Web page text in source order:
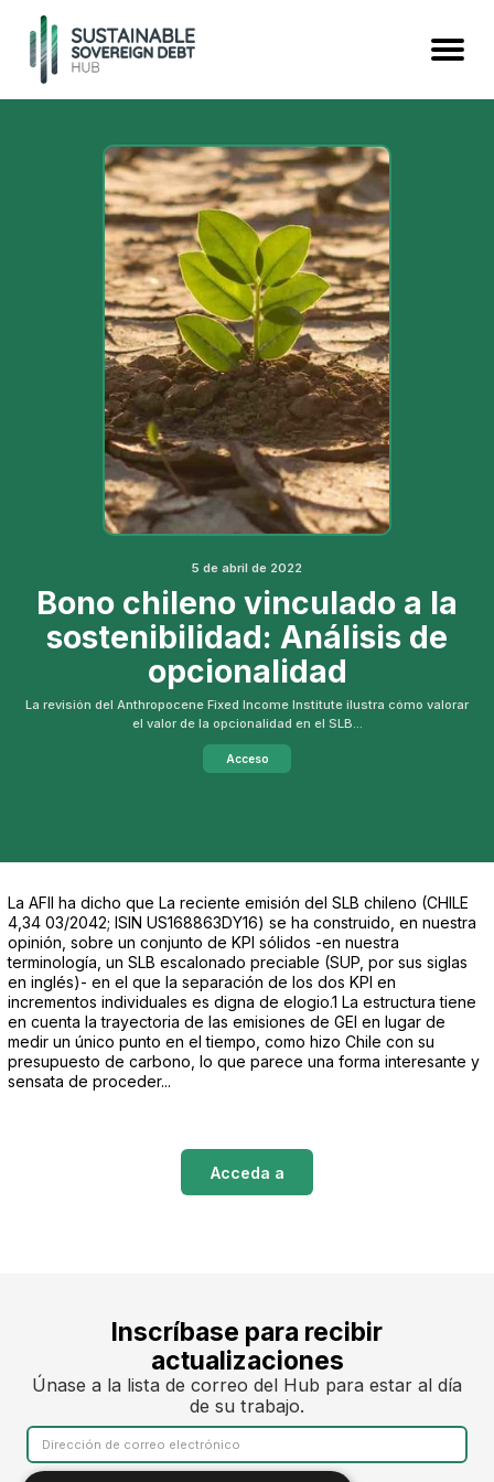
5 de abril de 2022
Bono chileno vinculado a la
sostenibilidad: Análisis de
opcionalidad
La revisión del Anthropocene Fixed Income Institute ilustra cómo valorar
el valor de la opcionalidad en el SLB...
Acceso
La AFII ha dicho que La reciente emisión del SLB chileno (CHILE
4,34 03/2042; ISIN US168863DY16) se ha construido, en nuestra
opinión, sobre un conjunto de KPI sólidos -en nuestra
terminología, un SLB escalonado preciable (SUP, por sus siglas
en inglés)- en el que la separación de los dos KPI en
incrementos individuales es digna de elogio.1 La estructura tiene
en cuenta la trayectoria de las emisiones de GEI en lugar de
medir un único punto en el tiempo, como hizo Chile con su
presupuesto de carbono, lo que parece una forma interesante y
sensata de proceder...
Acceda a
Inscríbase para recibir
actualizaciones
Únase a la lista de correo del Hub para estar al día
de su trabajo.